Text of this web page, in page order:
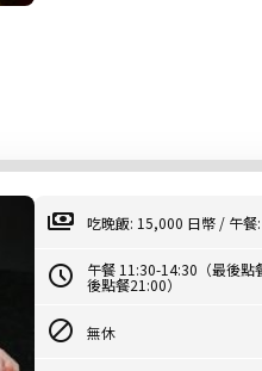
吃晚飯: 15,000 日幣 / 午餐
午餐 11:30-14:30（最後
後點餐21:00）
無休